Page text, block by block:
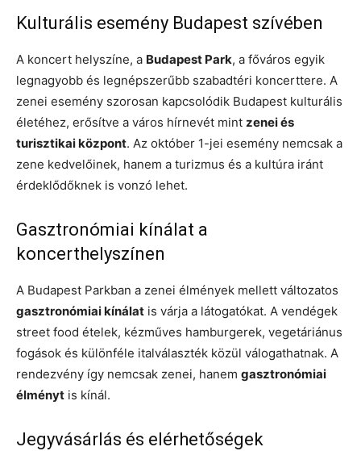
Kulturális esemény Budapest szívében
A koncert helyszíne, a Budapest Park, a főváros egyik
legnagyobb és legnépszerűbb szabadtéri koncerttere. A
zenei esemény szorosan kapcsolódik Budapest kulturális
életéhez, erősítve a város hírnevét mint zenei és
turisztikai központ. Az október 1-jei esemény nemcsak a
zene kedvelőinek, hanem a turizmus és a kultúra iránt
érdeklődőknek is vonzó lehet.
Gasztronómiai kínálat a
koncerthelyszínen
A Budapest Parkban a zenei élmények mellett változatos
gasztronómiai kínálat is várja a látogatókat. A vendégek
street food ételek, kézműves hamburgerek, vegetáriánus
fogások és különféle italválaszték közül válogathatnak. A
rendezvény így nemcsak zenei, hanem gasztronómiai
élményt is kínál.
Jegyvásárlás és elérhetőségek